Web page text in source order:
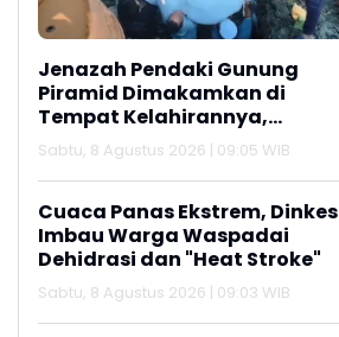
Jenazah Pendaki Gunung
Piramid Dimakamkan di
Tempat Kelahirannya,
Lamongan
Sabtu, 8 Agustus 2026 | 09:05 WIB
Cuaca Panas Ekstrem, Dinkes
Imbau Warga Waspadai
Dehidrasi dan "Heat Stroke"
Sabtu, 8 Agustus 2026 | 09:03 WIB